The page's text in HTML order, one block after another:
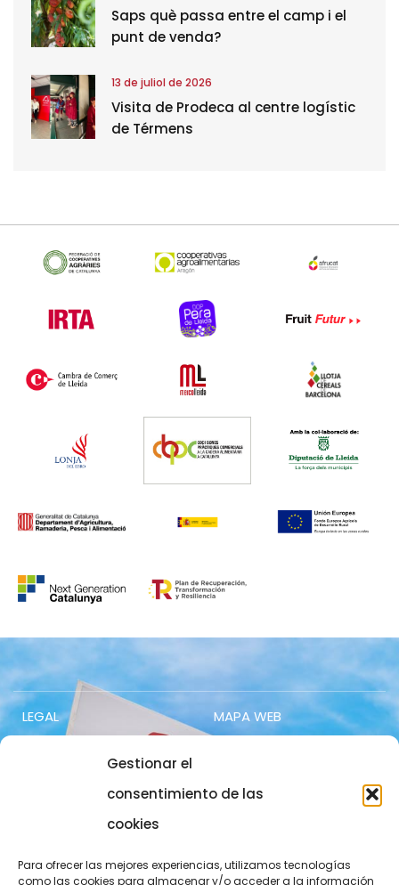
Gestionar el
consentimiento de las
cookies
Para ofrecer las mejores experiencias, utilizamos tecnologías
como las cookies para almacenar y/o acceder a la información
Saps què passa entre el camp i el
punt de venda?
13 de juliol de 2026
Visita de Prodeca al centre logístic
de Térmens
LEGAL
Política de privacitat
Política de cookies
MAPA WEB
Accés socis
973 700 800 COMUNICACIÓ